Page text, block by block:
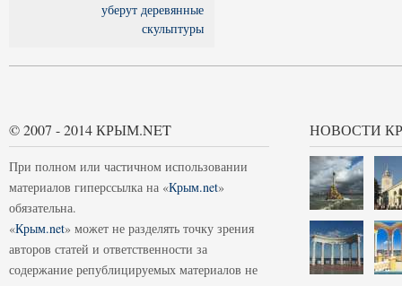
уберут деревянные
скульптуры
© 2007 - 2014 КРЫМ.NET
При полном или частичном использовании
материалов гиперссылка на «Крым.net»
обязательна.
«Крым.net» может не разделять точку зрения
авторов статей и ответственности за
содержание републицируемых материалов не
НОВОСТИ